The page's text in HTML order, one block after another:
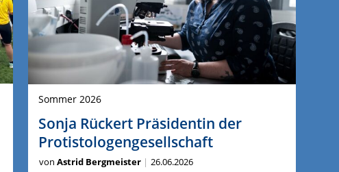
Sommer 2026
Sonja Rückert Präsidentin der
Protistologengesellschaft
von Astrid Bergmeister 26.06.2026